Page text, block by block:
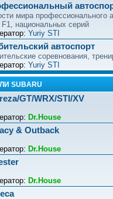
мира профессионального
F1, национальных серий
Yuriy STI
автоспорт
соревнования,
Yuriy STI
SUBARU
GT/WRX/STI/XV
Dr.House
& Outback
Dr.House
Dr.House